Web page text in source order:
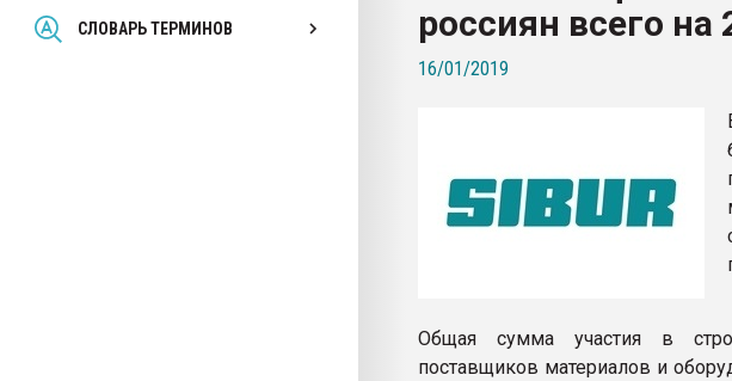
СЛОВАРЬ ТЕРМИНОВ
Всё, что касается выдува ПЭТ
бутылокроссиян всего
16/01/2019
Общая сумма участия в
поставщиков материалов и